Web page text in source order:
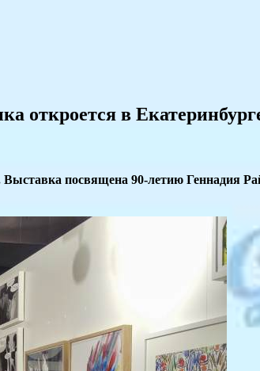
откроется в
Выставка посвящена 90-летию Геннадия